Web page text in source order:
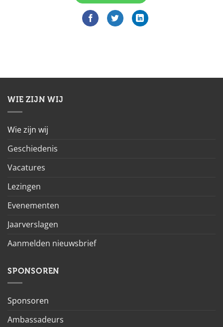
WIE ZIJN WIJ
Wie zijn wij
Geschiedenis
Vacatures
Lezingen
Evenementen
Jaarverslagen
Aanmelden nieuwsbrief
SPONSOREN
Sponsoren
Ambassadeurs